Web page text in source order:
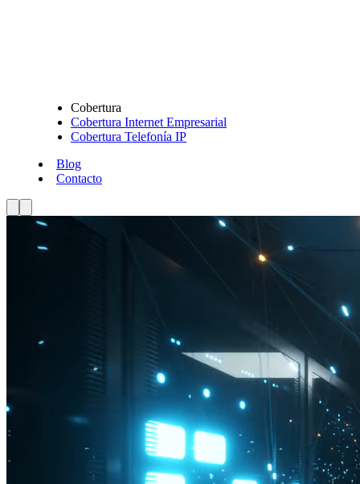
Cobertura
Cobertura Internet Empresarial
Cobertura Telefonía IP
Blog
Contacto